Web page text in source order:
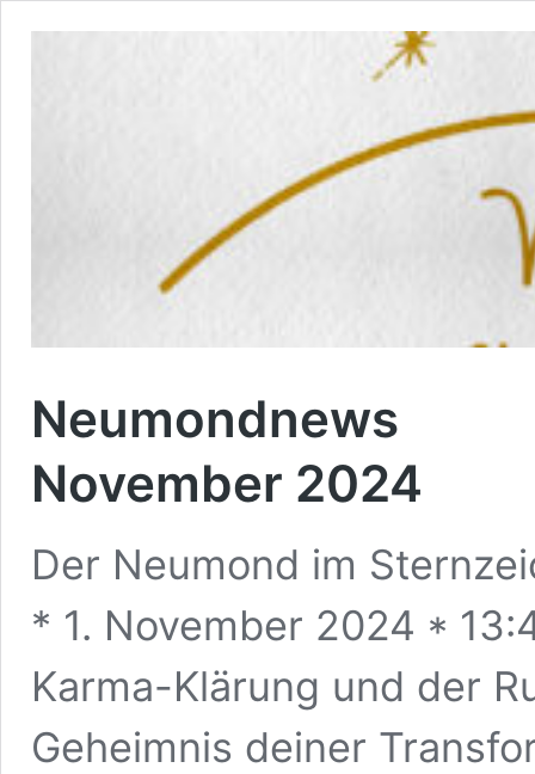
Neumondnews
November 2024
Der Neumond im
* 1. November 2024 *
Karma-Klärung und der
Geheimnis deiner